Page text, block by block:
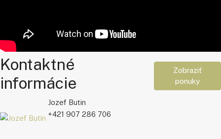
Kontaktné
informácie
Zobraziť
ponuky
Jozef Butin
+421 907 286 706